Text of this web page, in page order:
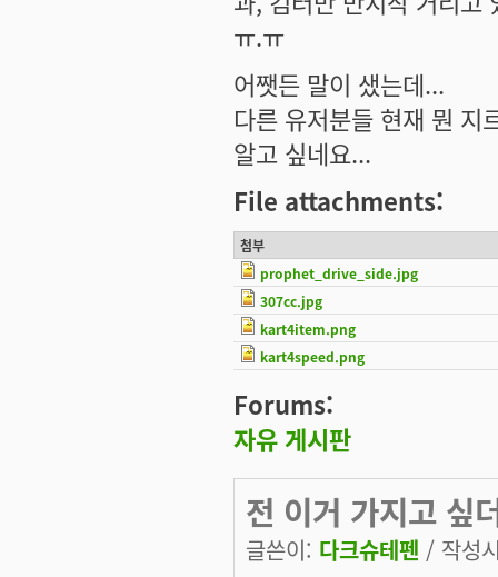
ㅠ.ㅠ
어쨋든 말이 샜는데...
다른 유저분들 현재 뭔 지
알고 싶네요...
File attachments:
첨부
prophet_drive_side.jpg
307cc.jpg
kart4item.png
kart4speed.png
Forums:
자유 게시판
전 이거 가지고 싶
글쓴이: 다크슈테펜 / 작성